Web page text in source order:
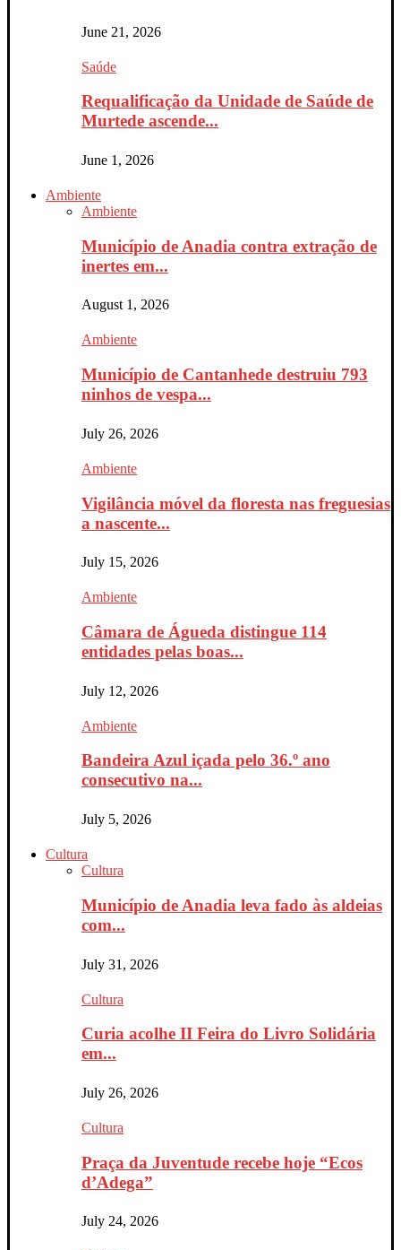
June 21, 2026
Saúde
Requalificação da Unidade de Saúde de
Murtede ascende...
June 1, 2026
Ambiente
Ambiente
Município de Anadia contra extração de
inertes em...
August 1, 2026
Ambiente
Município de Cantanhede destruiu 793
ninhos de vespa...
July 26, 2026
Ambiente
Vigilância móvel da floresta nas freguesias
a nascente...
July 15, 2026
Ambiente
Câmara de Águeda distingue 114
entidades pelas boas...
July 12, 2026
Ambiente
Bandeira Azul içada pelo 36.º ano
consecutivo na...
July 5, 2026
Cultura
Cultura
Município de Anadia leva fado às aldeias
com...
July 31, 2026
Cultura
Curia acolhe II Feira do Livro Solidária
em...
July 26, 2026
Cultura
Praça da Juventude recebe hoje “Ecos
d’Adega”
July 24, 2026